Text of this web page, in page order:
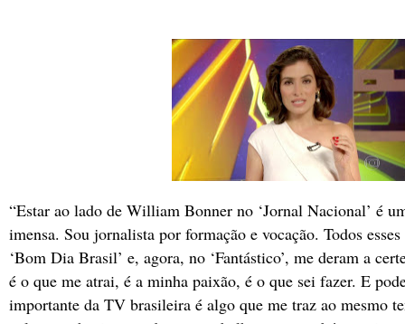
“Estar ao lado de William Bonner no ‘Jornal Nacional’ é
imensa. Sou jornalista por formação e vocação. Todos
‘Bom Dia Brasil’ e, agora, no ‘Fantástico’, me deram a
é o que me atrai, é a minha paixão, é o que sei fazer. E
importante da TV brasileira é algo que me traz ao mesmo